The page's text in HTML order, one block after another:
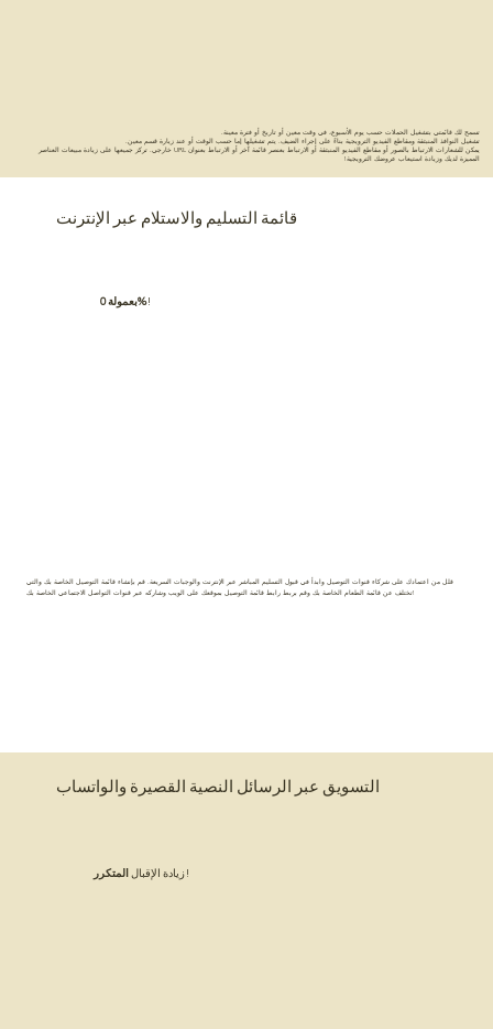
تسمح لك قائمتي بتشغيل الحملات حسب يوم الأسبوع، في وقت معين أو تاريخ أو فترة معينة.
تشغيل النوافذ المنبثقة ومقاطع الفيديو الترويجية بناءً على إجراء الضيف. يتم تشغيلها إما حسب الوقت أو عند زيارة قسم معين.
يمكن للشعارات الارتباط بالصور أو مقاطع الفيديو المنبثقة أو الارتباط بعنصر قائمة آخر أو الارتباط بعنوان URL خارجي. تركز جميعها على زيادة مبيعات العناصر
المميزة لديك وزيادة استيعاب عروضك الترويجية!
قائمة التسليم والاستلام عبر الإنترنت
بعمولة 0%!
قلل من اعتمادك على شركاء قنوات التوصيل وابدأ في قبول التسليم المباشر عبر الإنترنت والوجبات السريعة. قم بإنشاء قائمة التوصيل الخاصة بك والتي
تختلف عن قائمة الطعام الخاصة بك وقم بربط رابط قائمة التوصيل بموقعك على الويب وشاركه عبر قنوات التواصل الاجتماعي الخاصة بك!
التسويق عبر الرسائل النصية القصيرة والواتساب
زيادة الإقبال المتكرر !